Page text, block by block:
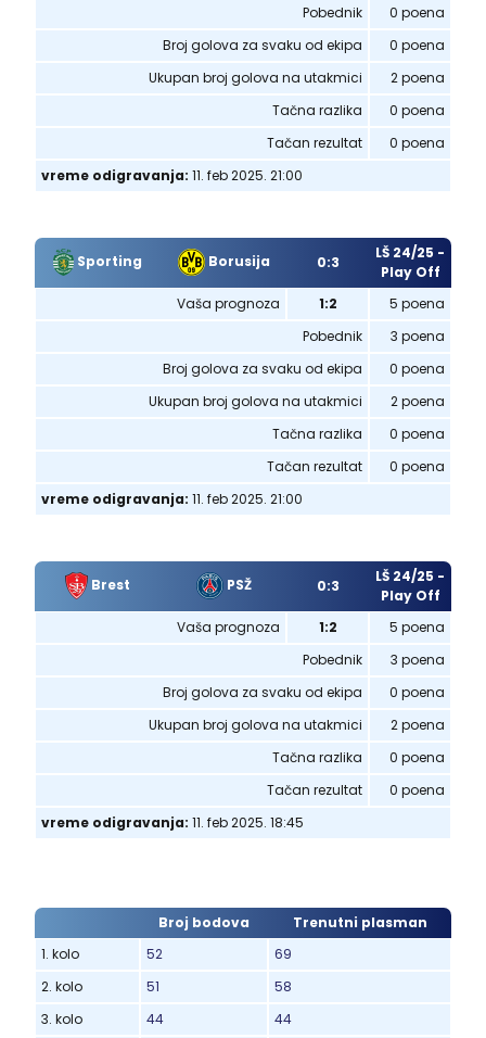
Pobednik
0 poena
Broj golova za svaku od ekipa
0 poena
Ukupan broj golova na utakmici
2 poena
Tačna razlika
0 poena
Tačan rezultat
0 poena
vreme odigravanja: 11. feb 2025. 21:00
Sporting Borusija 0:3
LŠ 24/25 -
Play Off
Vaša prognoza
1:2
5 poena
Pobednik
3 poena
Broj golova za svaku od ekipa
0 poena
Ukupan broj golova na utakmici
2 poena
Tačna razlika
0 poena
Tačan rezultat
0 poena
vreme odigravanja: 11. feb 2025. 21:00
Brest PSŽ 0:3
LŠ 24/25 -
Play Off
Vaša prognoza
1:2
5 poena
Pobednik
3 poena
Broj golova za svaku od ekipa
0 poena
Ukupan broj golova na utakmici
2 poena
Tačna razlika
0 poena
Tačan rezultat
0 poena
vreme odigravanja: 11. feb 2025. 18:45
Broj bodova
Trenutni plasman
1. kolo
52
69
2. kolo
51
58
3. kolo
44
44